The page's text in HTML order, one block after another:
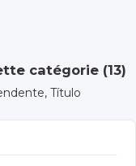
catégorie (13)
Título